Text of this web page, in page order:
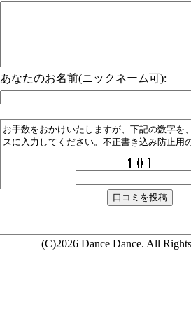
あなたのお名前(ニックネーム可):
お手数をおかけいたしますが、下記の数字を
スに入力してください。不正書き込み防止用
(C)2026 Dance Dance. All